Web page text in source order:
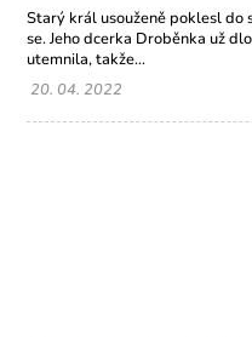
Starý král usouženě poklesl do
se. Jeho dcerka Droběnka už
utemnila, takže...
20. 04. 2022